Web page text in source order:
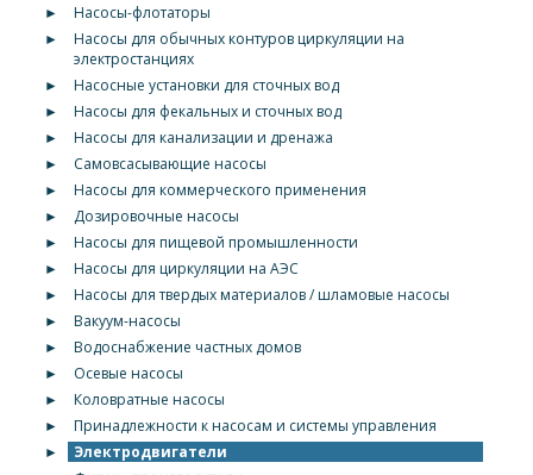
►
Насосы-флотаторы
►
Насосы для обычных контуров циркуляции на
электростанциях
►
Насосные установки для сточных вод
►
Насосы для фекальных и сточных вод
►
Насосы для канализации и дренажа
►
Самовсасывающие насосы
►
Насосы для коммерческого применения
►
Дозировочные насосы
►
Насосы для пищевой промышленности
►
Насосы для циркуляции на АЭС
►
Насосы для твердых материалов / шламовые насосы
►
Вакуум-насосы
►
Водоснабжение частных домов
►
Осевые насосы
►
Коловратные насосы
►
Принадлежности к насосам и системы управления
►
Электродвигатели